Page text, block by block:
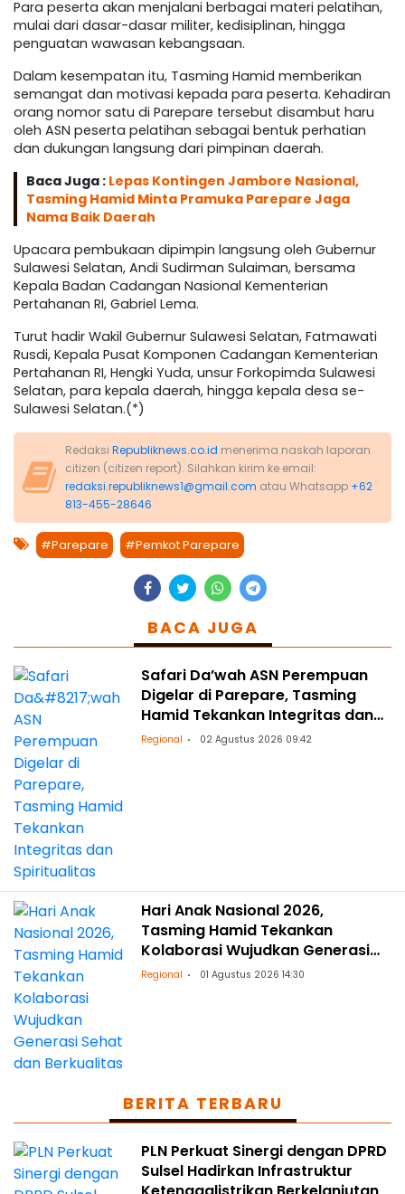
Para peserta akan menjalani berbagai materi pelatihan,
mulai dari dasar-dasar militer, kedisiplinan, hingga
penguatan wawasan kebangsaan.
Dalam kesempatan itu, Tasming Hamid memberikan
semangat dan motivasi kepada para peserta. Kehadiran
orang nomor satu di Parepare tersebut disambut haru
oleh ASN peserta pelatihan sebagai bentuk perhatian
dan dukungan langsung dari pimpinan daerah.
Baca Juga : Lepas Kontingen Jambore Nasional,
Tasming Hamid Minta Pramuka Parepare Jaga
Nama Baik Daerah
Upacara pembukaan dipimpin langsung oleh Gubernur
Sulawesi Selatan, Andi Sudirman Sulaiman, bersama
Kepala Badan Cadangan Nasional Kementerian
Pertahanan RI, Gabriel Lema.
Turut hadir Wakil Gubernur Sulawesi Selatan, Fatmawati
Rusdi, Kepala Pusat Komponen Cadangan Kementerian
Pertahanan RI, Hengki Yuda, unsur Forkopimda Sulawesi
Selatan, para kepala daerah, hingga kepala desa se-
Sulawesi Selatan.(*)
Redaksi Republiknews.co.id menerima naskah laporan
citizen (citizen report). Silahkan kirim ke email:
redaksi.republiknews1@gmail.com atau Whatsapp +62
813-455-28646
#Parepare #Pemkot Parepare
BACA JUGA
Safari Da’wah ASN Perempuan
Digelar di Parepare, Tasming
Hamid Tekankan Integritas dan
Spiritualitas
Regional 02 Agustus 2026 09:42
Hari Anak Nasional 2026,
Tasming Hamid Tekankan
Kolaborasi Wujudkan Generasi
Sehat dan Berkualitas
Regional 01 Agustus 2026 14:30
BERITA TERBARU
PLN Perkuat Sinergi dengan DPRD
Sulsel Hadirkan Infrastruktur